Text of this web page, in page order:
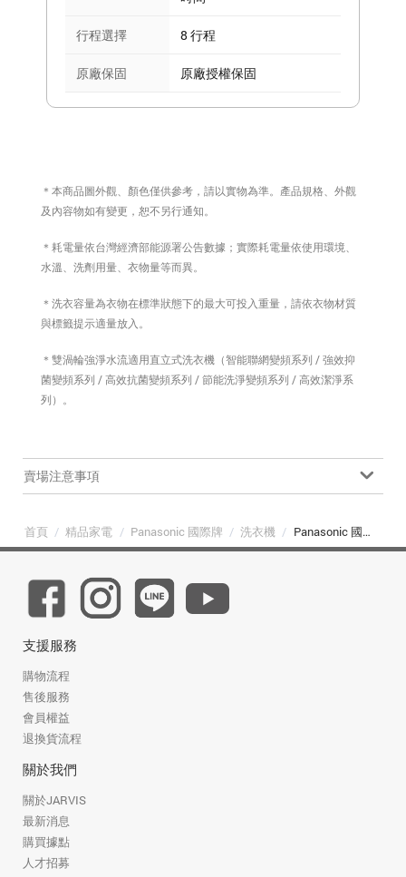
行程選擇 8 行程
原廠保固 原廠授權保固
＊本商品圖外觀、顏色僅供參考，請以實物為準。產品規格、外觀
及內容物如有變更，恕不另行通知。
＊耗電量依台灣經濟部能源署公告數據；實際耗電量依使用環境、
水溫、洗劑用量、衣物量等而異。
＊洗衣容量為衣物在標準狀態下的最大可投入重量，請依衣物材質
與標籤提示適量放入。
＊雙渦輪強淨水流適用直立式洗衣機（智能聯網變頻系列 / 強效抑
菌變頻系列 / 高效抗菌變頻系列 / 節能洗淨變頻系列 / 高效潔淨系
列）。
賣場注意事項
首頁 / 精品家電 / Panasonic 國際牌 / 洗衣機 / Panasonic 國際牌 NA-V150MTS-S 15公斤強效抑菌變頻直立式洗衣機 不鏽鋼
支援服務
購物流程
售後服務
會員權益
退換貨流程
關於我們
關於JARVIS
最新消息
購買據點
人才招募